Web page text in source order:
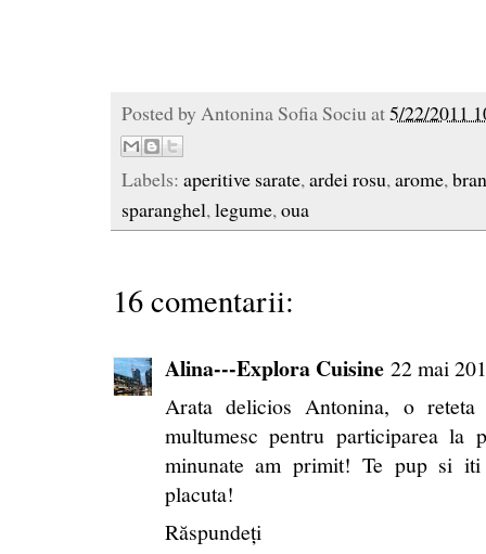
Posted by Antonina Sofia Sociu at5/22/2011
Labels: aperitive sarate,ardei rosu,arome,
sparanghel,legume,oua
16 comentarii:
Alina---Explora Cuisine 22 mai
Arata delicios Antonina, o
multumesc pentru participarea la
minunate am primit! Te pup si
placuta!
Răspundeți